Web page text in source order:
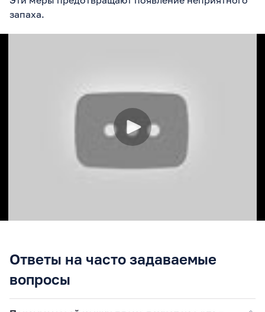
запаха.
Ответы на часто задаваемые
вопросы